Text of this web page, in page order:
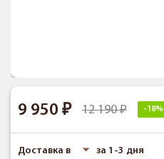
9 950 12 190 -18%
Доставка в за 1-3 дня